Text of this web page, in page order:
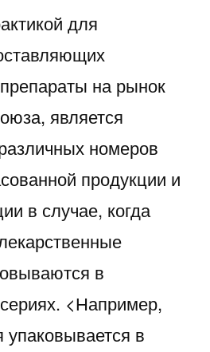
для
на рынок
является
номеров
продукции и
в случае, когда
в
<Например,
упаковывается в